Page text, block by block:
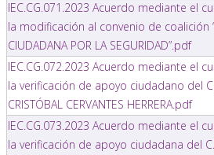
IEC.CG.071.2023 Acuerdo mediante el
la modificación al convenio de coalición
CIUDADANA POR LA SEGURIDAD”.pdf
IEC.CG.072.2023 Acuerdo mediante el
la verificación de apoyo ciudadano del C.
CRISTÓBAL CERVANTES HERRERA.pdf
IEC.CG.073.2023 Acuerdo mediante el
la verificación de apoyo ciudadana del C.